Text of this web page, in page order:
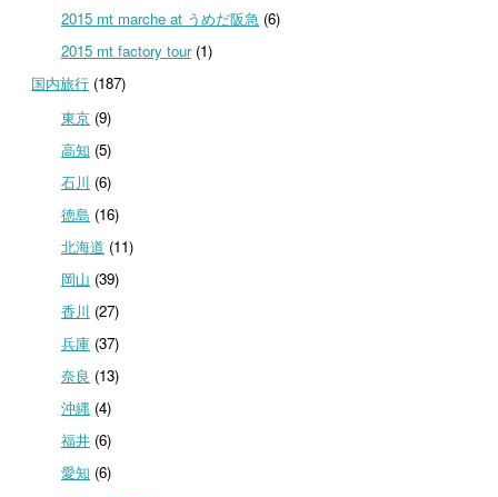
2015 mt marche at うめだ阪急 (6)
2015 mt factory tour(1)
国内旅行 (187)
東京(9)
高知 (5)
石川 (6)
徳島 (16)
北海道 (11)
岡山 (39)
香川 (27)
兵庫(37)
奈良 (13)
沖縄(4)
福井(6)
愛知 (6)